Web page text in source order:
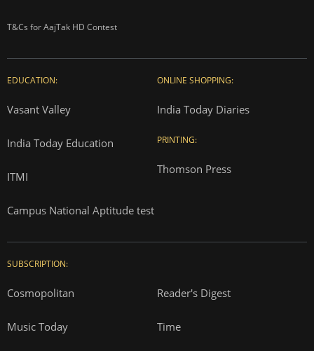
T&Cs for AajTak HD Contest
EDUCATION:
Vasant Valley
India Today Education
ITMI
Campus National Aptitude test
ONLINE SHOPPING:
India Today Diaries
PRINTING:
Thomson Press
SUBSCRIPTION:
Cosmopolitan Reader's Digest
Music Today Time